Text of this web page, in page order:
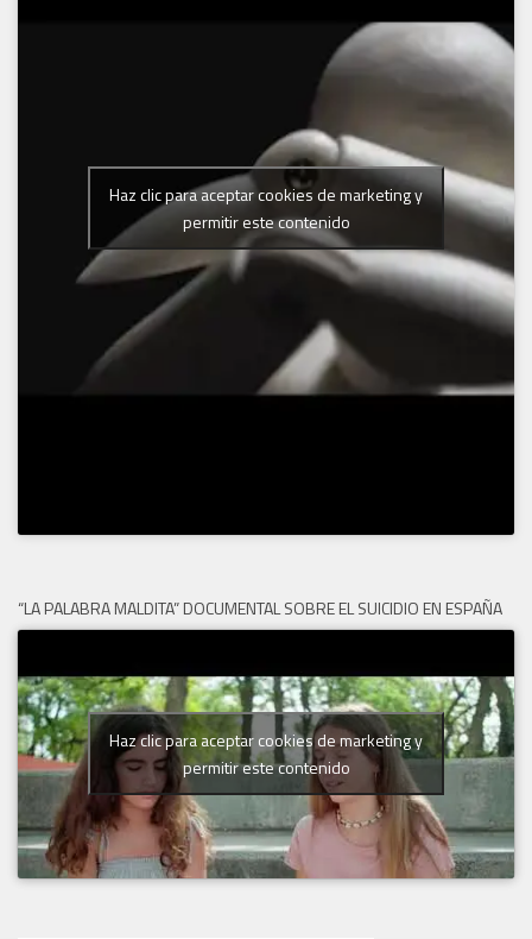
Haz clic para aceptar cookies de marketing y
permitir este contenido
“LA PALABRA MALDITA” DOCUMENTAL SOBRE EL SUICIDIO EN ESPAÑA
Haz clic para aceptar cookies de marketing y
permitir este contenido